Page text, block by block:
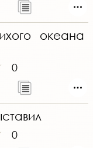
океана
0
0